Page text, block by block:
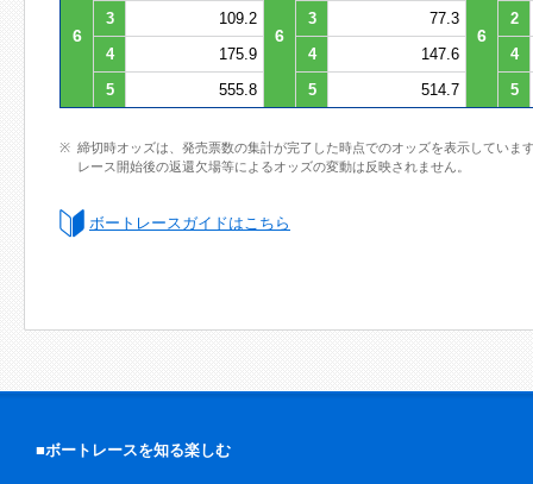
6 6 6
3
109.2 3 77.3
2
4
175.9 4 147.6
4
5
555.8 5 514.7 5
締切時オッズは、発売票数の集計が完了した時点でのオッズを表示していま
レース開始後の返還欠場等によるオッズの変動は反映されません。
ボートレースガイドはこちら
■ボートレースを知る楽しむ